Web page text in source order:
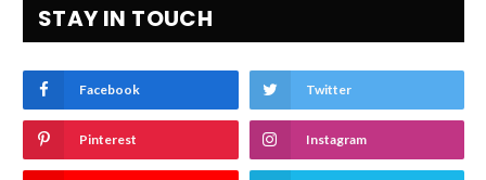
STAY IN TOUCH
Facebook Twitter
Pinterest Instagram